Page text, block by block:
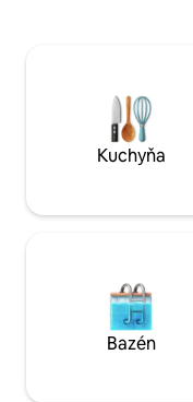
výhľadom na more a
na ohromujúce pláže
Kuchyňa
Bazén